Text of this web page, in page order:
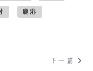
鹿港
下一篇